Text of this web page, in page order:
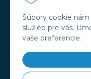
Súbory cookie
služieb pre vás.
vaše preferencie.